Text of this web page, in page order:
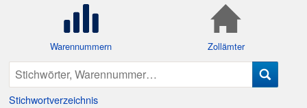
Warennummern Zollämter
Stichwortverzeichnis